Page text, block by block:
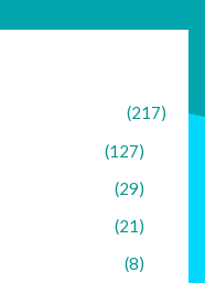
(217)
(127)
(29)
(21)
(8)